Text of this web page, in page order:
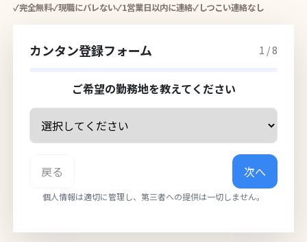
✓完全無料✓現職にバレない✓1営業日以内に連絡✓しつこい連絡なし
カンタン登録フォーム 1 /8
ご希望の勤務地を教えてください
戻る 次へ
個人情報は適切に管理し、第三者への提供は一切しません。